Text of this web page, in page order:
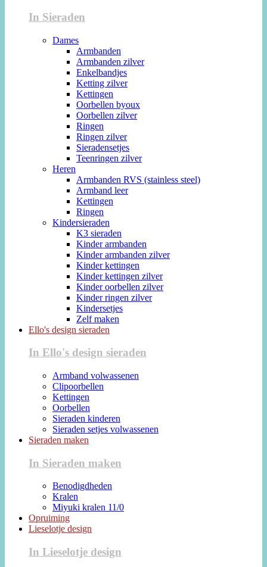
In Sieraden
Dames
Armbanden
Armbanden zilver
Enkelbandjes
Ketting zilver
Kettingen
Oorbellen byoux
Oorbellen zilver
Ringen
Ringen zilver
Sieradensetjes
Teenringen zilver
Heren
Armbanden RVS (stainless steel)
Armband leer
Kettingen
Ringen
Kindersieraden
K3 sieraden
Kinder armbanden
Kinder armbanden zilver
Kinder kettingen
Kinder kettingen zilver
Kinder oorbellen zilver
Kinder ringen zilver
Kindersetjes
Zelf maken
Ello's design sieraden
In Ello's design sieraden
Armband volwassenen
Clipoorbellen
Kettingen
Oorbellen
Sieraden kinderen
Sieraden setjes volwassenen
Sieraden maken
In Sieraden maken
Benodigdheden
Kralen
Miyuki kralen 11/0
Opruiming
Lieselotje design
In Lieselotje design